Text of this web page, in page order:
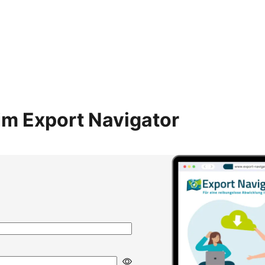
Export Navigator